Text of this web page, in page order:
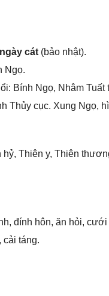
ngày cát(bảo nhật).
Ngọ.
Bính Ngọ, Nhâm
Thủy cục. Xunɡ Ngọ,
Thiên y, Thiên
đính hôn, ăn hỏi,
cải táng.